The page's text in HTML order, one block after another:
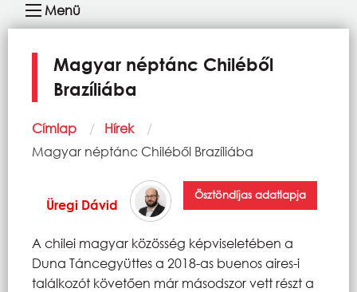
navigáció
Menü
Magyar néptánc Chiléből
Brazíliába
Morzsa
Címlap
Hírek
Current:
Magyar néptánc Chiléből Brazíliába
Üregi Dávid
Ösztöndíjas adatlapja
A chilei magyar közösség képviseletében a
Duna Táncegyüttes a 2018-as buenos aires-i
találkozót követően már másodszor vett részt a